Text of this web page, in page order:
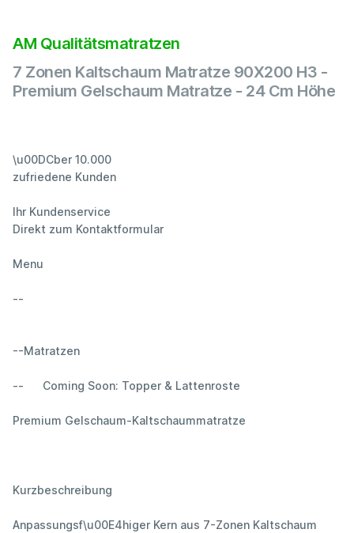
AM Qualitätsmatratzen
7 Zonen Kaltschaum Matratze 90X200 H3 -
Premium Gelschaum Matratze - 24 Cm Höhe
\u00DCber 10.000
zufriedene Kunden
Ihr Kundenservice
Direkt zum Kontaktformular
Menu
--
--Matratzen
-- Coming Soon: Topper & Lattenroste
Premium Gelschaum-Kaltschaummatratze
Kurzbeschreibung
Anpassungsf\u00E4higer Kern aus 7-Zonen Kaltschaum